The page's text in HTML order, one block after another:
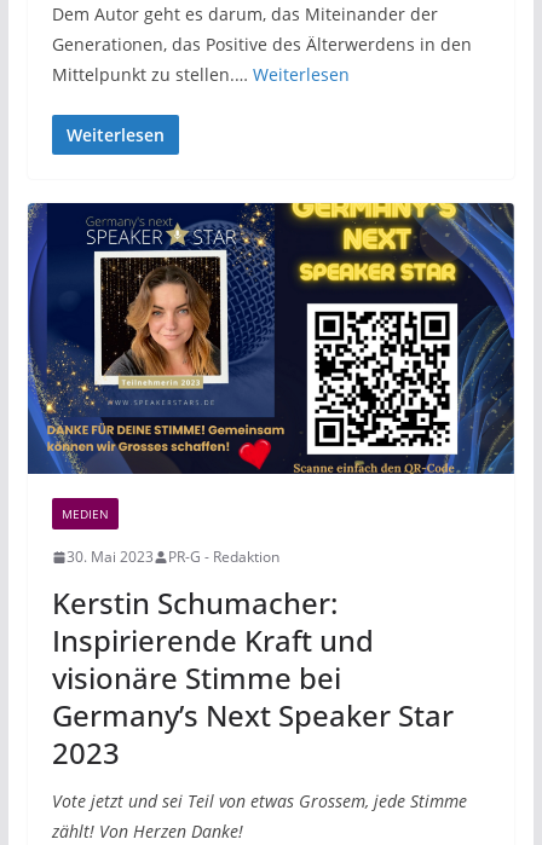
Dem Autor geht es darum, das Miteinander der
Generationen, das Positive des Älterwerdens in den
Mittelpunkt zu stellen.… Weiterlesen
Weiterlesen
MEDIEN
30. Mai 2023 PR-G - Redaktion
Kerstin Schumacher:
Inspirierende Kraft und
visionäre Stimme bei
Germany’s Next Speaker Star
2023
Vote jetzt und sei Teil von etwas Grossem, jede Stimme
zählt! Von Herzen Danke!